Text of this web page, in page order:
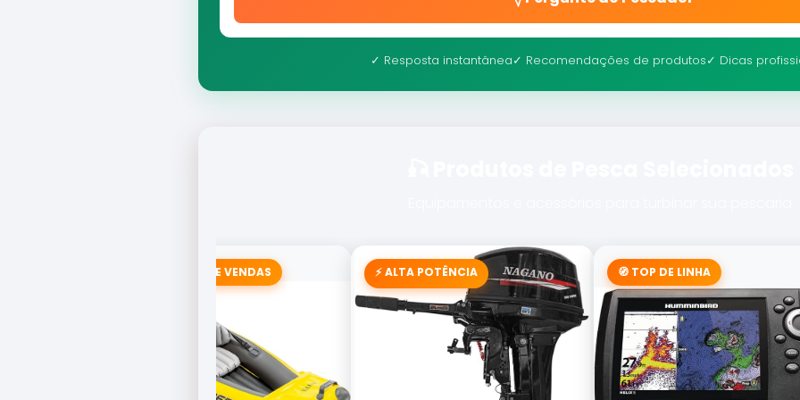
✓ Resposta instantânea✓ Recomendações de produtos✓ Dicas
🚣 CAMPEÃO DE VENDAS ⚡ ALTA POTÊNCIA 🧭 TOP DE LINHA